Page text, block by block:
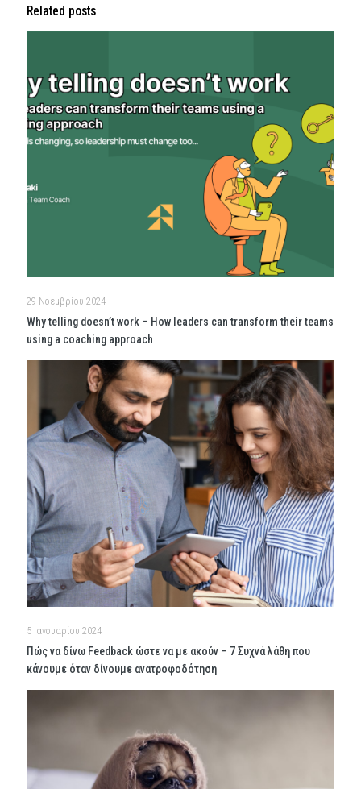
Related posts
29 Νοεμβρίου 2024
Why telling doesn’t work – How leaders can transform their teams
using a coaching approach
5 Ιανουαρίου 2024
Πώς να δίνω Feedback ώστε να με ακούν – 7 Συχνά λάθη που
κάνουμε όταν δίνουμε ανατροφοδότηση